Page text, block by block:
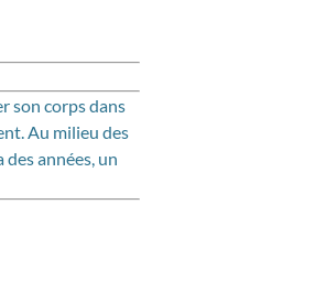
son corps dans
Au milieu des
années, un